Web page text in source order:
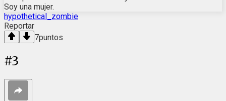
Soy una mujer.
hypothetical_zombie
Reportar
7puntos
#3